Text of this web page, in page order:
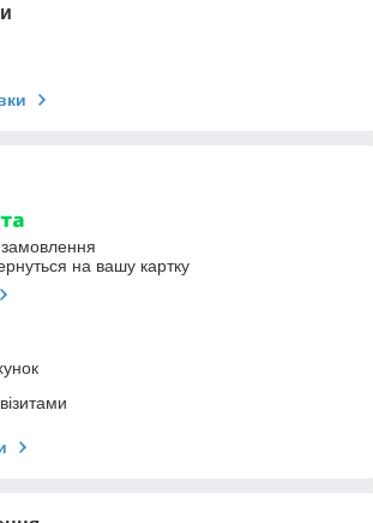
на вашу картку